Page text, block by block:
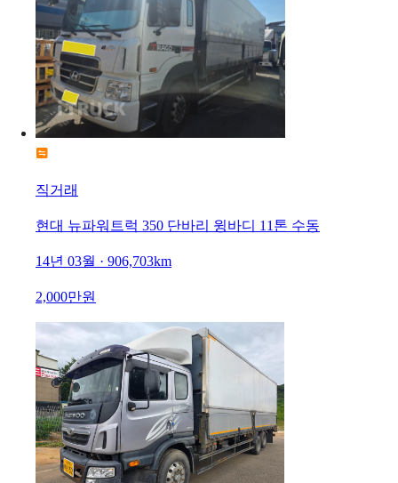
직거래
현대 뉴파워트럭 350 단바리 윙바디 11톤 수동
14년 03월 · 906,703km
2,000만원